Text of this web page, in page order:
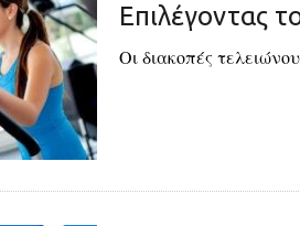
Επιλέγοντας
Οι διακοπές